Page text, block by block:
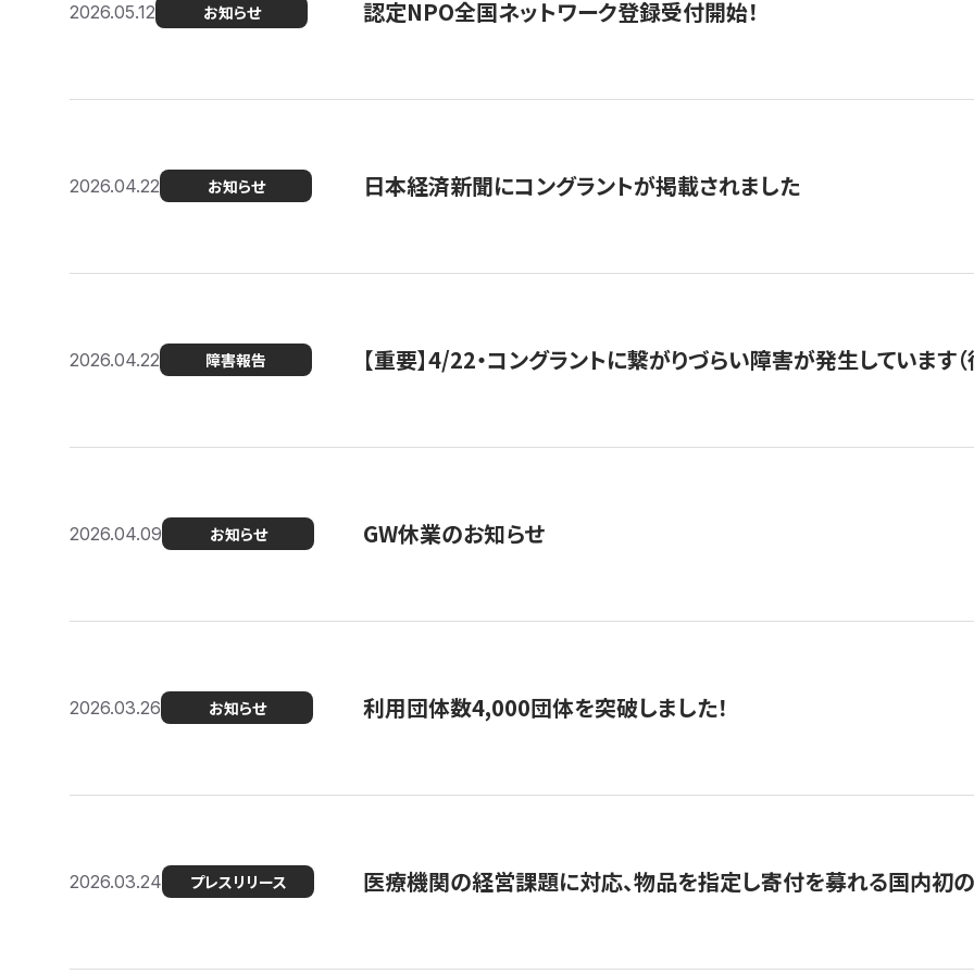
2026.05.12 お知らせ 認定NPO全国ネットワーク登録受付開始！
2026.04.22 お知らせ 日本経済新聞にコングラントが掲載されました
2026.04.22 障害報告 【重要】4/22・コングラントに繋がりづらい障害が発生しています（
2026.04.09 お知らせ GW休業のお知らせ
2026.03.26 お知らせ 利用団体数4,000団体を突破しました！
2026.03.24 プレスリリース 医療機関の経営課題に対応、物品を指定し寄付を募れる国内初の